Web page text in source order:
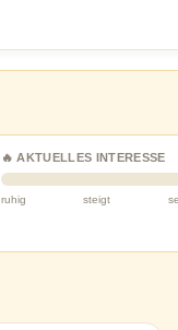
🔥 AKTUELLES INTERESSE
ruhig steigt